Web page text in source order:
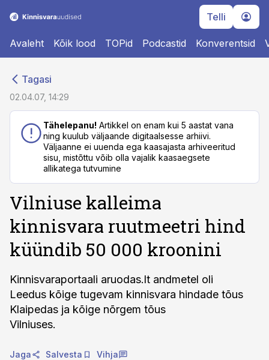
Telli
Avaleht Kõik lood TOPid Podcastid Konverentsid
Tagasi
02.04.07, 14:29
Tähelepanu! Artikkel on enam kui 5 aastat vana
ning kuulub väljaande digitaalsesse arhiivi.
Väljaanne ei uuenda ega kaasajasta arhiveeritud
sisu, mistõttu võib olla vajalik kaasaegsete
allikatega tutvumine
Vilniuse kalleima
kinnisvara ruutmeetri hind
küündib 50 000 kroonini
Kinnisvaraportaali aruodas.lt andmetel oli
Leedus kõige tugevam kinnisvara hindade tõus
Klaipedas ja kõige nõrgem tõus
Vilniuses.
Jaga Salvesta Vihja